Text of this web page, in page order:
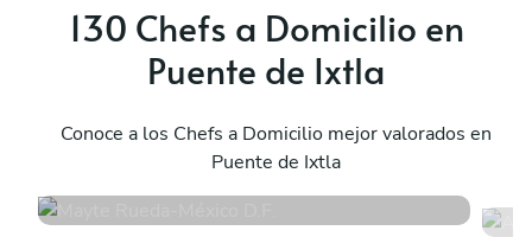
130 Chefs a Domicilio en
Puente de Ixtla
Conoce a los Chefs a Domicilio mejor valorados en
Puente de Ixtla
México D.F.
13 servicios